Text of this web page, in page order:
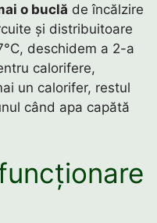
o buclă de încălzire
și distribuitoare
deschidem a 2-a
calorifere,
un calorifer, restul
când apa capătă